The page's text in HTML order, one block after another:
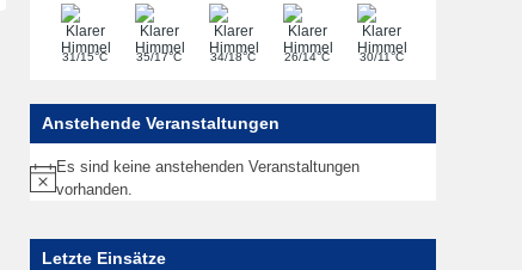
31/15°C 35/17°C 34/18°C 26/14°C 30/11°C
Anstehende Veranstaltungen
Hinweis
Es sind keine anstehenden Veranstaltungen
vorhanden.
Letzte Einsätze